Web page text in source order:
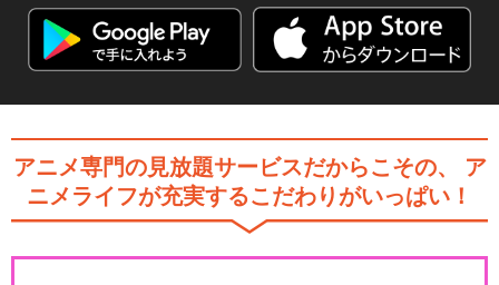
アニメ専門の見放題サービスだからこその、
ア
ニメライフが充実するこだわりがいっぱい！